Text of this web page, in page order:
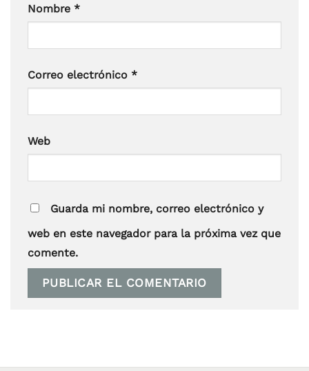
Nombre *
Correo electrónico *
Web
Guarda mi nombre, correo electrónico y
web en este navegador para la próxima vez que
comente.